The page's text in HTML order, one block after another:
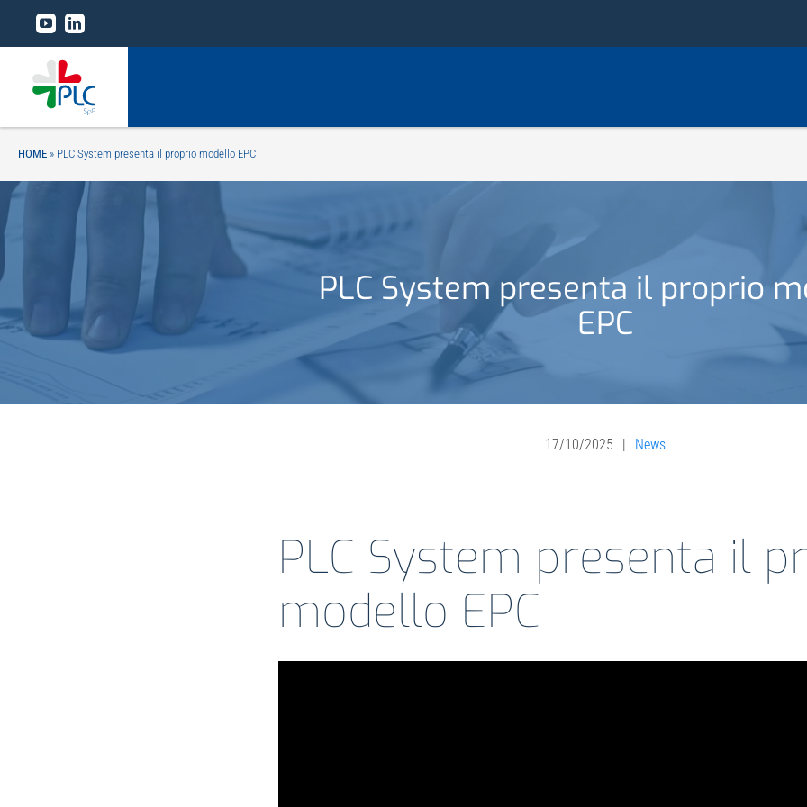
contenuto
Home
Linee di business
Tecnologie
Research and development
HOME » PLC System presenta il proprio modello EPC
PLC System presenta il proprio
EPC
17/10/2025 News
PLC System presenta il
modello EPC